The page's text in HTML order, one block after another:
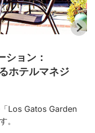
ション：
ホテルマネジ
Los Gatos Garden
。